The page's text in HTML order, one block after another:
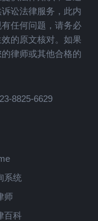
讼法律服务，此内
任何问题，请务必
的原文核对。如果
律师或其他合格的
8825-6629
系统
师
百科